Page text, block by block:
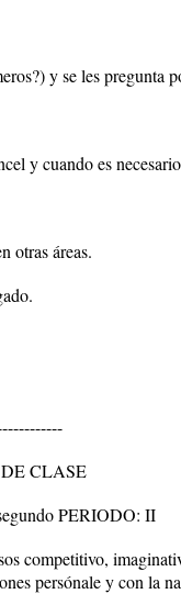
y se les pregunta
y cuando es
otras áreas.
CLASE
PERIODO: II
competitivo,
persónale y con la